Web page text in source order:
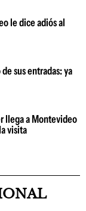
le dice adiós al
sus entradas: ya
llega a Montevideo
visita